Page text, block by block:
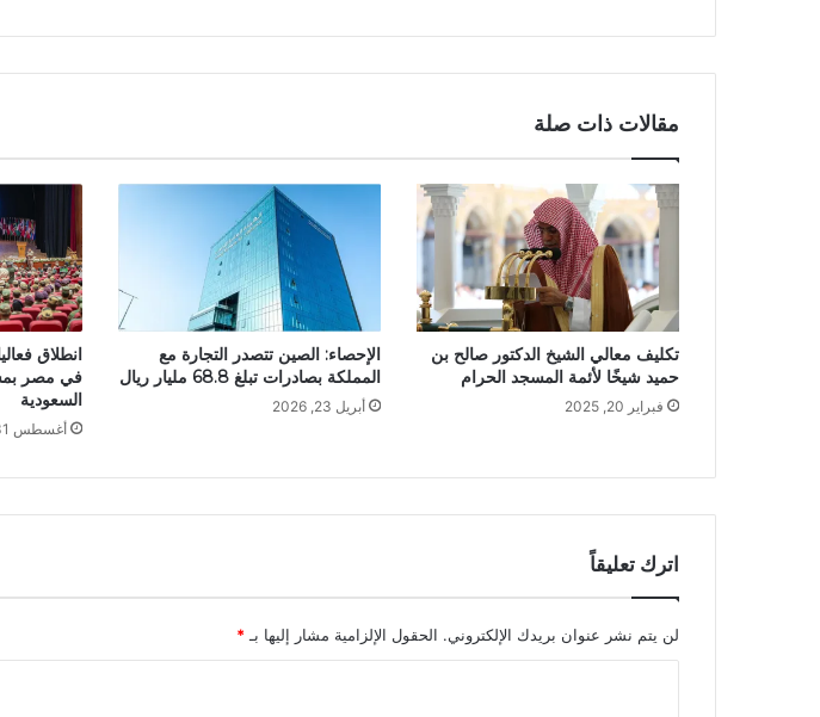
مقالات ذات صلة
تكليف معالي الشيخ الدكتور ⁧‫صالح بن
حميد‬⁩ شيخًا لأئمة ⁧‫المسجد الحرام‬⁩
فبراير 20, 2025
الإحصاء: الصين تتصدر التجارة مع
المملكة بصادرات تبلغ 68.8 مليار ريال
أبريل 23, 2026
انطلاق
في مصر
السعودية
أغسطس 31, 2025
اترك تعليقاً
لن يتم نشر عنوان بريدك الإلكتروني. الحقول الإلزامية مشار إليها بـ *